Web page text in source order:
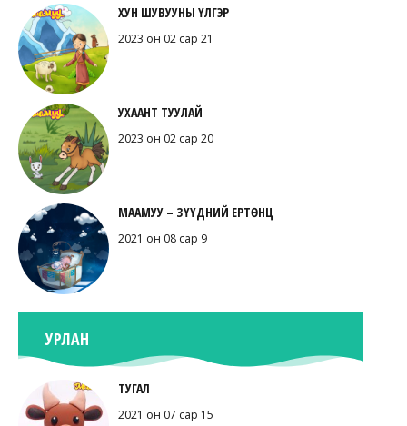
ХУН ШУВУУНЫ ҮЛГЭР
2023 он 02 сар 21
УХААНТ ТУУЛАЙ
2023 он 02 сар 20
МААМУУ – ЗҮҮДНИЙ ЕРТӨНЦ
2021 он 08 сар 9
УРЛАН
ТУГАЛ
2021 он 07 сар 15